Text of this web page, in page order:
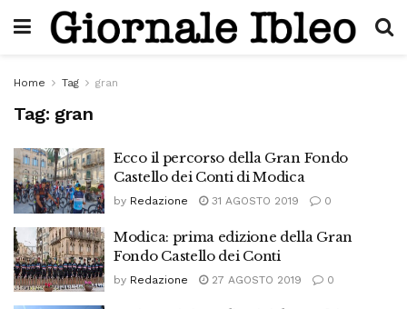
Home Tag gran
Tag: gran
Ecco il percorso della Gran Fondo
Castello dei Conti di Modica
by Redazione 31 AGOSTO 2019 0
Modica: prima edizione della Gran
Fondo Castello dei Conti
by Redazione 27 AGOSTO 2019 0